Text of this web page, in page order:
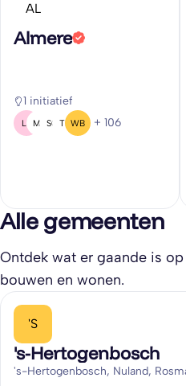
AL
Almere
1 initiatief
LB MV SG THWB + 106
Alle gemeenten
Ontdek wat er gaande is
bouwen en wonen.
'S
's-Hertogenbosch
's-Hertogenbosch, Nuland,